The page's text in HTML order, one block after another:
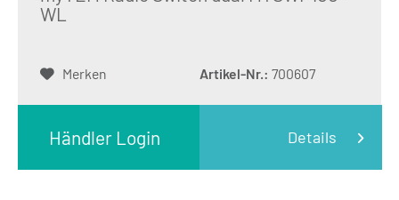
WL
Händler Login Details
Merken Artikel-Nr.: 700607